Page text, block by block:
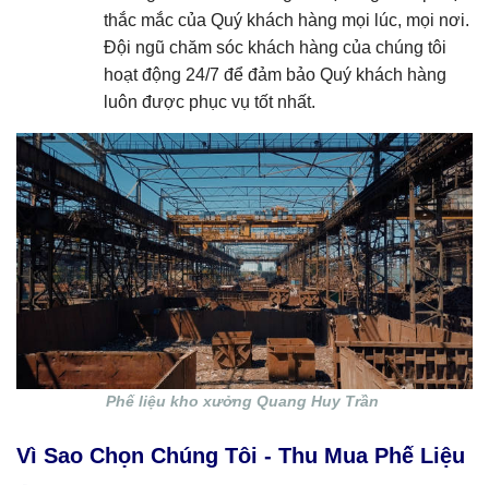
thắc mắc của Quý khách hàng mọi lúc, mọi nơi.
Đội ngũ chăm sóc khách hàng của chúng tôi
hoạt động 24/7 để đảm bảo Quý khách hàng
luôn được phục vụ tốt nhất.
Phế liệu kho xưởng Quang Huy Trần
Vì Sao Chọn Chúng Tôi - Thu Mua Phế Liệu